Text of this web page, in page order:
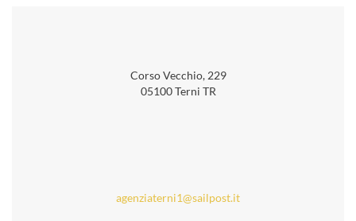
Corso Vecchio, 229
05100 Terni TR
agenziaterni1@sailpost.it